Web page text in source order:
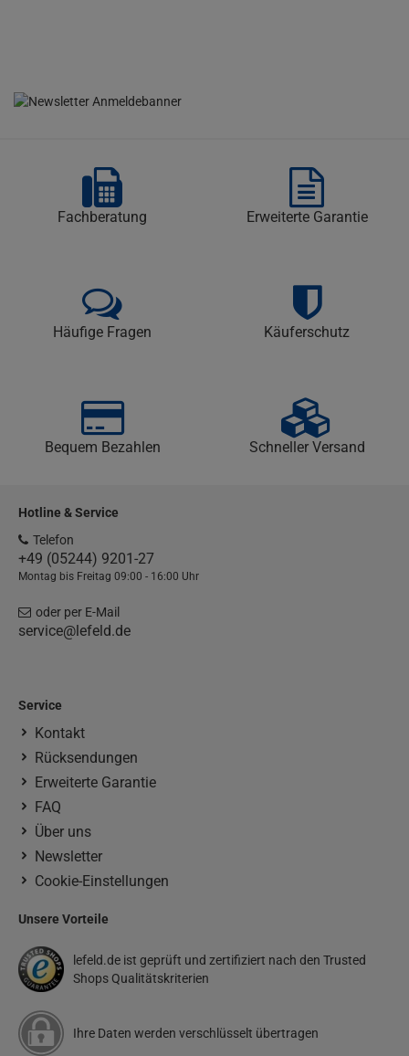
Fachberatung Erweiterte Garantie
Häufige Fragen Käuferschutz
Bequem Bezahlen Schneller Versand
Hotline & Service
Telefon
+49 (05244) 9201-27
Montag bis Freitag 09:00 - 16:00 Uhr
oder per E-Mail
service@lefeld.de
Service
Kontakt
Rücksendungen
Erweiterte Garantie
FAQ
Über uns
Newsletter
Cookie-Einstellungen
Unsere Vorteile
lefeld.de ist geprüft und zertifiziert nach den Trusted
Shops Qualitätskriterien
Ihre Daten werden verschlüsselt übertragen